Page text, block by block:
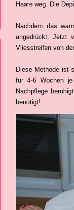
Haare weg. Die
Nachdem das
angedrückt. Jetzt
Vliesstreifen von
Diese Methode ist
für 4-6 Wochen je
Nachpflege
benötigt!